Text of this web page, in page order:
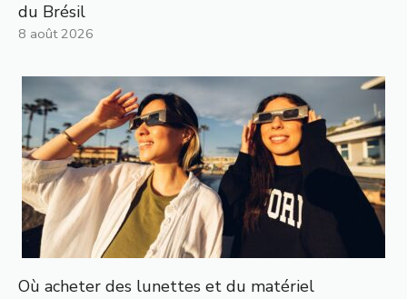
du Brésil
8 août 2026
Où acheter des lunettes et du matériel